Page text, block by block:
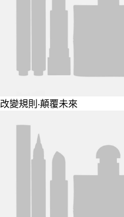
改變規則‧顛覆未來